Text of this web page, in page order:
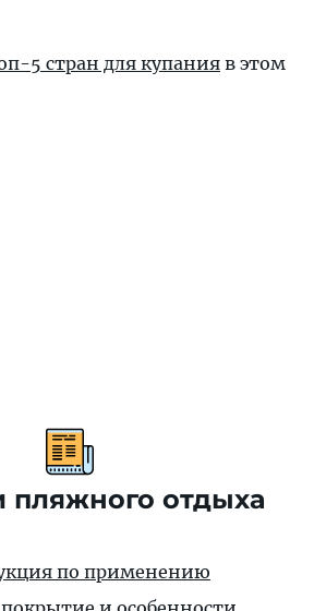
5 стран для купания в этом
пляжного отдыха
по применению